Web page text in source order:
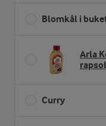
Blomkål i
Arla
Curry